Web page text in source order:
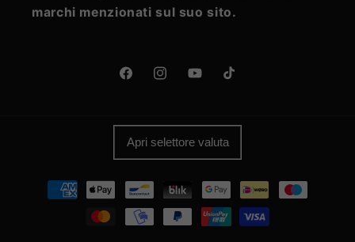
marchi menzionati sul suo sito.
FacebookInstagramYouTubeTikTok
Apri selettore valuta
Metodi
pagamento